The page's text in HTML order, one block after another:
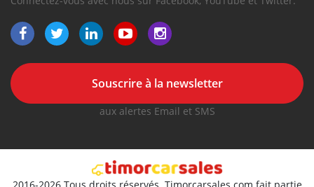
Souscrire à la newsletter
aux alertes Email et SMS